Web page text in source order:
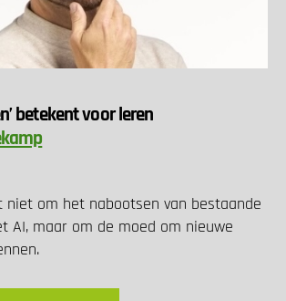
betekent voor leren
niet om het nabootsen van bestaande
AI, maar om de moed om nieuwe